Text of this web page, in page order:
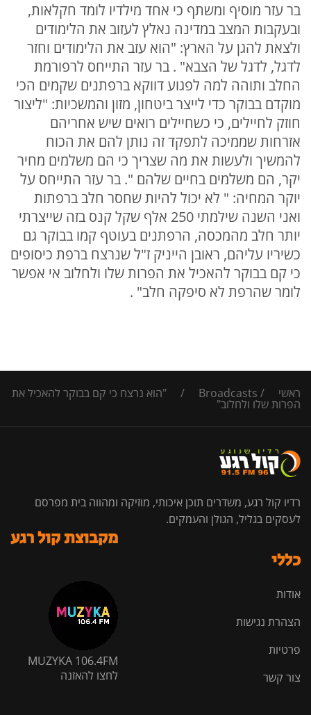
בר עזר מוסיף ומשתף כי אחד מילדיו לומד חקלאות,
ובעקבות המצב במדינה נאלץ לעזוב את הלימודים
ולצאת להגן על הארץ: "הוא עזב את הלימודים וחזר
לדגל, לדגל של הצבא" . בר עזר התייחס לרפורמת
החלב ותוהה למה לפגוע דווקא ברפתנים שקמים הכי
מוקדם בבוקר כדי לייצר ביטחון, מזון והמשכיות: "ליצור
חוזק לחיילים, כי כשחיילים רואים שיש אחריהם
אזרחות שממיכה לתפקד זה נותן להם את הכוח
להמשיך ולעשות את מה שצריך כי הם משלמים מחיר
יקר, הם משלמים בחיים שלהם ". בר עזר התייחס על
יוקר המחיה: " לא יכול להיות שחסר חלב ברפתות
ואני השנה שילמתי 250 אלף שקל קנס בזה שייצרתי
יותר חלב מהמכסה, הרפתנים בעוטף קמו בבוקר גם
כשיריו עליהם, ראובן הייניק ז"ל שנרצח ברפת כיסופים
כי קם בבוקר להאכיל את הפרות שלו ולחלוב אי אפשר
לומר שהרפת לא סיפקה חלב" .
ראשי /
Broadcasts
/ "הוא נרצח כי קם בבוקר להאכיל את
הפרות שלו ולחלוב"
רדיו קול רגע, משדרים תוכן איכותי, מוזיקה ומהווה בית מפרסם
לעסקים בגליל, הגולן והעמקים.
כללי
אודות
הצהרת נגישות
פרטיות
צור קשר
מקבוצת קול רגע
MUZYKA 106.4FM
לחצו להאזנה